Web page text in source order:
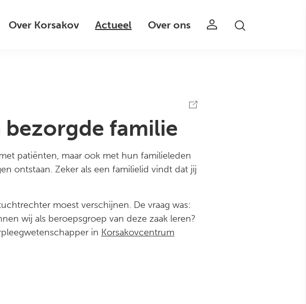
Over Korsakov Actueel Over ons
familie
patiënten, maar ook met hun familieleden
ontstaan. Zeker als een familielid vindt dat jij
moest verschijnen. De vraag was:
wij als beroepsgroep van deze zaak leren?
in Korsakovcentrum